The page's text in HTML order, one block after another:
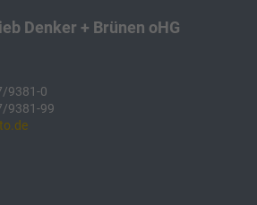
Denker + Brünen oHG
9381-0
9381-99